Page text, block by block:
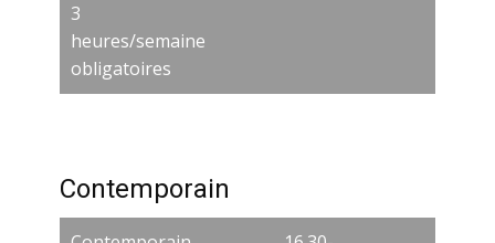
3
heures/semaine
obligatoires
Contemporain